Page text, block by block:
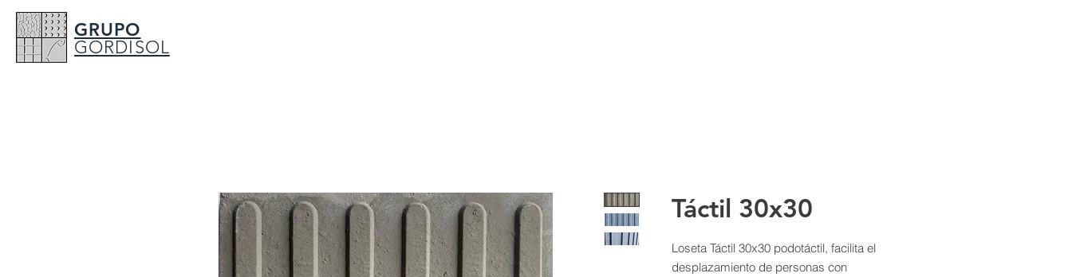
GRUPO
GORDISOL
Táctil 30x30
Loseta Táctil 30x30 podotáctil, facilita el
desplazamiento de personas con